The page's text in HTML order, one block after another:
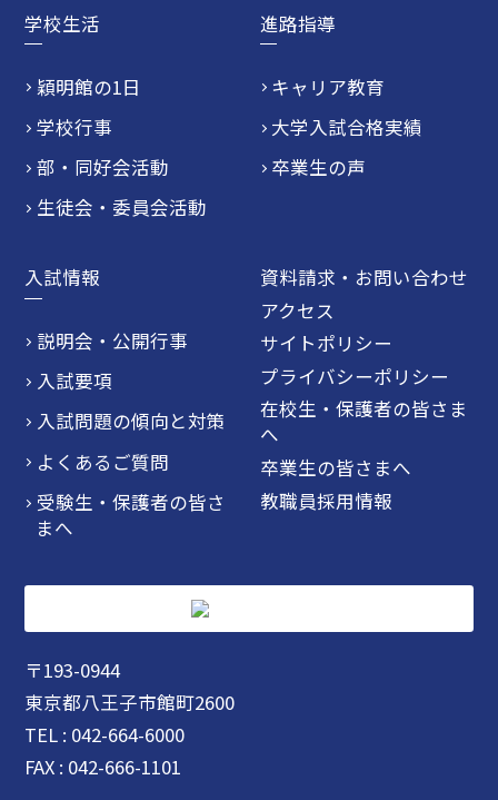
学校生活
穎明館の1日
学校行事
部・同好会活動
生徒会・委員会活動
進路指導
キャリア教育
大学入試合格実績
卒業生の声
入試情報
説明会・公開行事
入試要項
入試問題の傾向と対策
よくあるご質問
受験生・保護者の皆さ
まへ
資料請求・お問い合わせ
アクセス
サイトポリシー
プライバシーポリシー
在校生・保護者の皆さま
へ
卒業生の皆さまへ
教職員採用情報
〒193-0944
東京都八王子市館町2600
TEL : 042-664-6000
FAX : 042-666-1101